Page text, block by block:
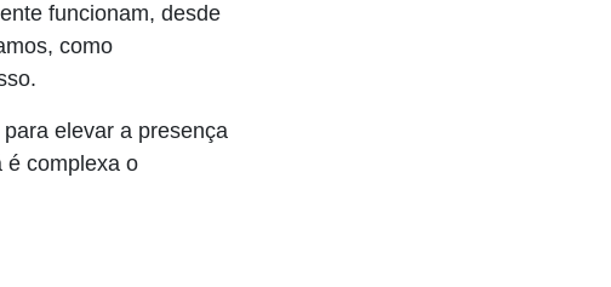
funcionam, desde
como
elevar a presença
é complexa o